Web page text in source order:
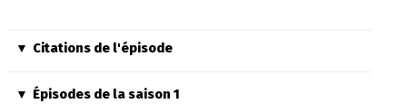
Citations de l'épisode
Épisodes de la saison 1